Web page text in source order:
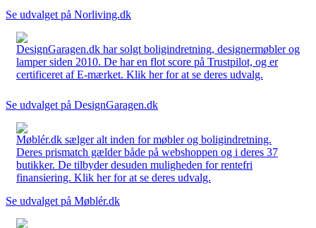
Se udvalget på Norliving.dk
DesignGaragen.dk har solgt boligindretning, designermøbler og
lamper siden 2010. De har en flot score på Trustpilot, og er
certificeret af E-mærket. Klik her for at se deres udvalg.
Se udvalget på DesignGaragen.dk
Møblér.dk sælger alt inden for møbler og boligindretning.
Deres prismatch gælder både på webshoppen og i deres 37
butikker. De tilbyder desuden muligheden for rentefri
finansiering. Klik her for at se deres udvalg.
Se udvalget på Møblér.dk